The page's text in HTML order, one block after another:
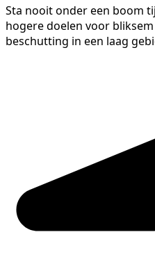
Sta nooit onder een boom
hogere doelen voor
beschutting in een laag